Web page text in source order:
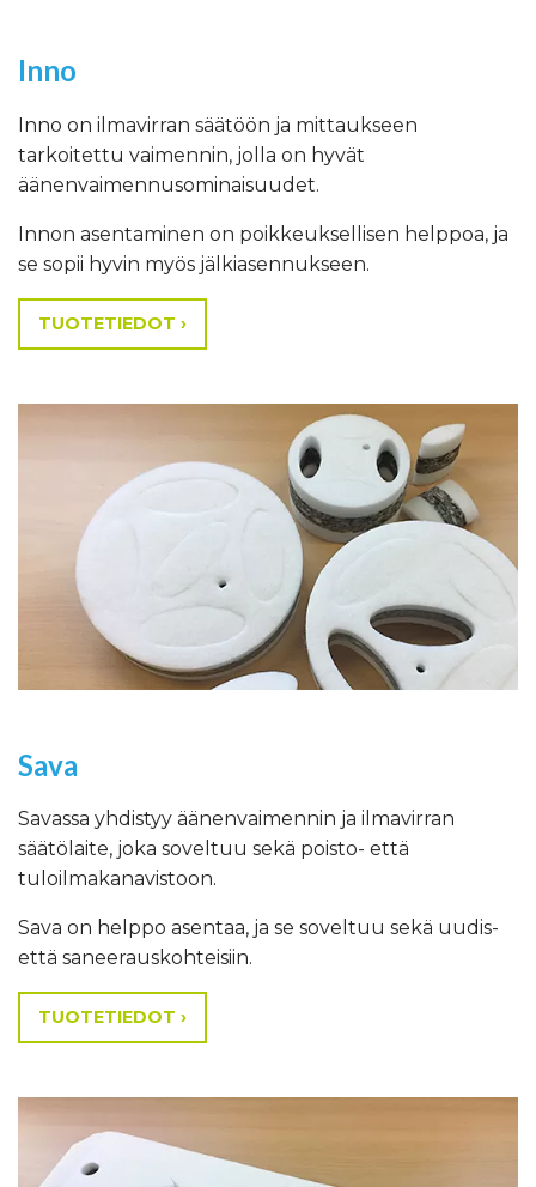
Inno
Inno on ilmavirran säätöön ja mittaukseen
tarkoitettu vaimennin, jolla on hyvät
äänenvaimennusominaisuudet.
Innon asentaminen on poikkeuksellisen helppoa, ja
se sopii hyvin myös jälkiasennukseen.
TUOTETIEDOT ›
Sava
Savassa yhdistyy äänenvaimennin ja ilmavirran
säätölaite, joka soveltuu sekä poisto- että
tuloilmakanavistoon.
Sava on helppo asentaa, ja se soveltuu sekä uudis-
että saneerauskohteisiin.
TUOTETIEDOT ›